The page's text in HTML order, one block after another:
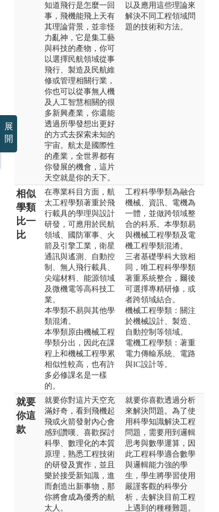
知道飛行是怎麼一回
事，飛機能飛上天有
其理論背景，並非怪
力亂神，它是集工藝
與科技的產物，你可
以選擇民航領域從事
飛行、製造及民航維
修或管理相關行業，
你也可以從事無人機
及人工智慧相關的很
多新興產業，你還能
透過所學發想出更好
的方式去探索未知的
宇宙。航太是國際性
的產業，全世界都有
你發展的機會，這片
天空就是你的天下。
以及應用這些理論來
解決不同工程領域問
題的技術和方法。
相似
學類
比一
比
在專業科目方面，航
太工程學類著重於飛
行載具的學理與設計
研發，可應用於民航
領域、國防軍事、火
箭及引擎工業，衛星
通訊與遙測、自動控
制、無人飛行載具、
尖端材料、能源領域
及微機電等高科技工
業。
本學類不易與其他學
類混淆。
本學類原由機械工程
學類分出，因此在課
程上和機械工程學累
相似性較高，也有許
多必修課名是一樣
的。
工程科學學類為融合
機械、資訊、電機為
一體，並做跨領域整
合的科系。本學類易
與機械工程學類及電
機工程學類混淆。
三者基礎學科大致相
同，唯工程科學學類
著重系統整合，爾後
可選擇專精研修，或
者跨領域結合。
機械工程學類：關注
於機械設計、製造、
自動控制等領域。
電機工程學類：著重
電力傳輸系統、電路
與IC設計等。
就要
你這
款
就要你對這片天空充
滿好奇，看到飛機起
飛或火箭發射內心會
感到讚嘆、喜歡探討
科學、數理化的本質
原理，熟悉工程技術
的研發及實作，並且
樂於接受新知識，進
而創造出新事物，那
你將會成為優秀的航
太人。
就要你喜歡透過分析
來解決問題。為了使
用科學知識解決工程
問題，需要用到邏輯
思考與數學運算，因
此工程科學適合數學
與邏輯能力強的學
生，學生將學習使用
嚴謹客觀的科學分
析，去解決目前工程
上遇到的種種難題。
展
開